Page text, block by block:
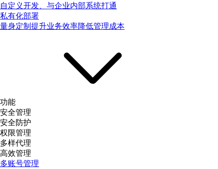
自定义开发、与企业内部系统打通
私有化部署
量身定制提升业务效率降低管理成本
功能
安全管理
安全防护
权限管理
多样代理
高效管理
多账号管理